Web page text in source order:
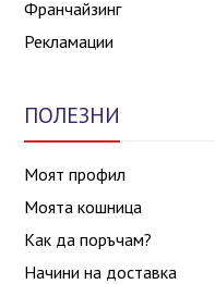
Франчайзинг
Рекламации
ПОЛЕЗНИ
Моят профил
Моята кошница
Как да поръчам?
Начини на доставка